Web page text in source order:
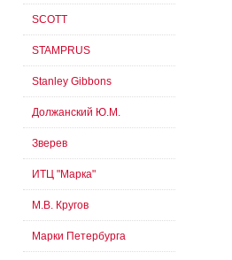
SCOTT
STAMPRUS
Stanley Gibbons
Должанский Ю.М.
Зверев
ИТЦ "Марка"
М.В. Кругов
Марки Петербурга